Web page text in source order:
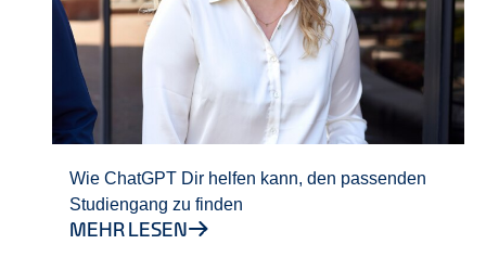
Wie ChatGPT Dir helfen kann, den passenden
Studiengang zu finden
MEHR LESEN